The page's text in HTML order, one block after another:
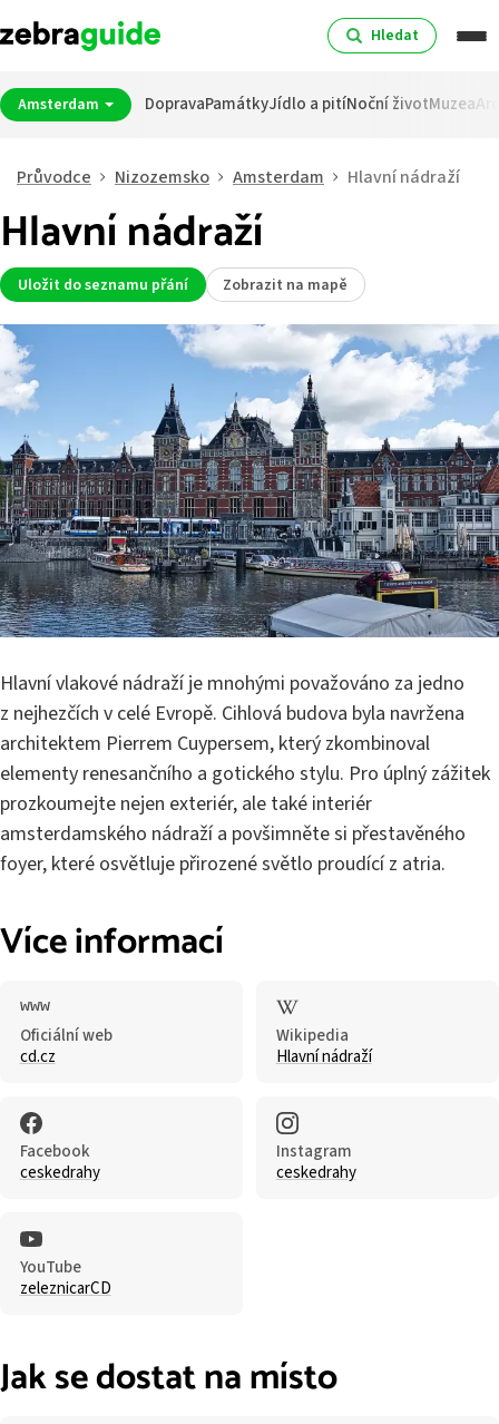
Hledat
Amsterdam DopravaPamátkyJídlo a pitíNoční životMuzea
Průvodce Nizozemsko Amsterdam Hlavní nádraží
Hlavní nádraží
Uložit do seznamu přání Zobrazit na mapě
Hlavní vlakové nádraží je mnohými považováno za jedno
z nejhezčích v celé Evropě. Cihlová budova byla navržena
architektem Pierrem Cuypersem, který zkombinoval
elementy renesančního a gotického stylu. Pro úplný zážitek
prozkoumejte nejen exteriér, ale také interiér
amsterdamského nádraží a povšimněte si přestavěného
foyer, které osvětluje přirozené světlo proudící z atria.
Více informací
Oficiální web
cd.cz
Wikipedia
Hlavní nádraží
Facebook
ceskedrahy
Instagram
ceskedrahy
YouTube
zeleznicarCD
Jak se dostat na místo